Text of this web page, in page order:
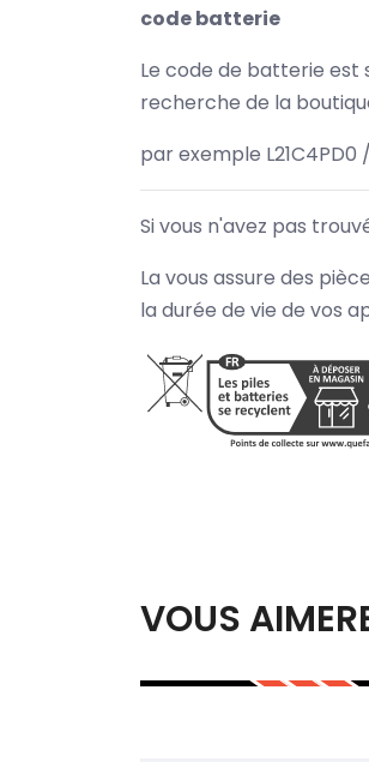
code batterie
Le code de batterie est
recherche de la
par exemple
Si vous n'avez pas
La vous assure des
la durée de vie de vos
VOUS